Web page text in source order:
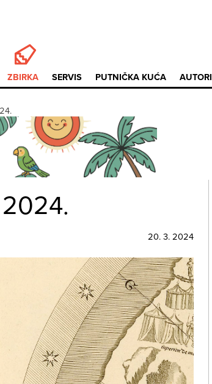
ZBIRKA SERVIS PUTNIČKA KUĆA AUTORI
20. 3. 2024